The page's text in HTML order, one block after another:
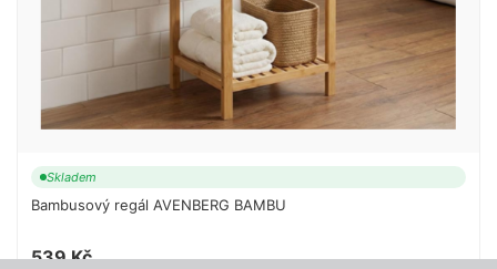
Skladem
Bambusový regál AVENBERG BAMBU
539 Kč